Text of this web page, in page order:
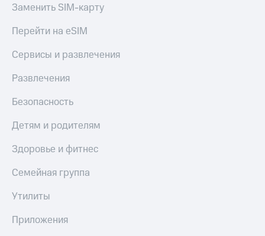
Заменить SIM-карту
Перейти на eSIM
Сервисы и развлечения
Развлечения
Безопасность
Детям и родителям
Здоровье и фитнес
Семейная группа
Утилиты
Приложения